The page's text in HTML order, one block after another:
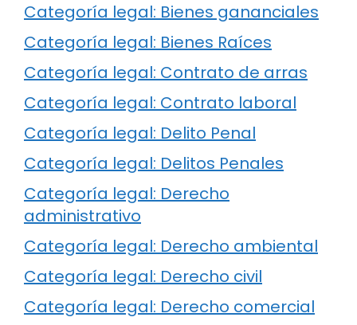
Categoría legal: Bienes gananciales
Categoría legal: Bienes Raíces
Categoría legal: Contrato de arras
Categoría legal: Contrato laboral
Categoría legal: Delito Penal
Categoría legal: Delitos Penales
Categoría legal: Derecho
administrativo
Categoría legal: Derecho ambiental
Categoría legal: Derecho civil
Categoría legal: Derecho comercial